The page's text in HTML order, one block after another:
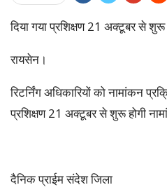
दिया गया प्रशिक्षण 21 अक्टूबर से शुरू
रायसेन।
रिटर्निंग अधिकारियों को नामांकन
प्रशिक्षण 21 अक्टूबर से शुरू होगी
दैनिक प्राईम संदेश जिला